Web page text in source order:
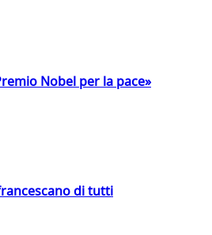
Nobel per la pace»
di tutti